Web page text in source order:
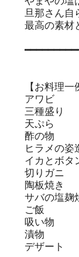
旦那さん自
最高の素材
【お料理一
アワビ
三種盛り
天ぷら
酢の物
ヒラメの
イカとボタ
切りガニ
陶板焼き
サバの塩麹
ご飯
吸い物
漬物
デザート